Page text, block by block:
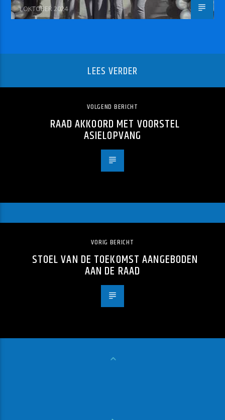
1 OKTOBER 2024
LEES VERDER
VOLGEND BERICHT
RAAD AKKOORD MET VOORSTEL
ASIELOPVANG
VORIG BERICHT
STOEL VAN DE TOEKOMST AANGEBODEN
AAN DE RAAD